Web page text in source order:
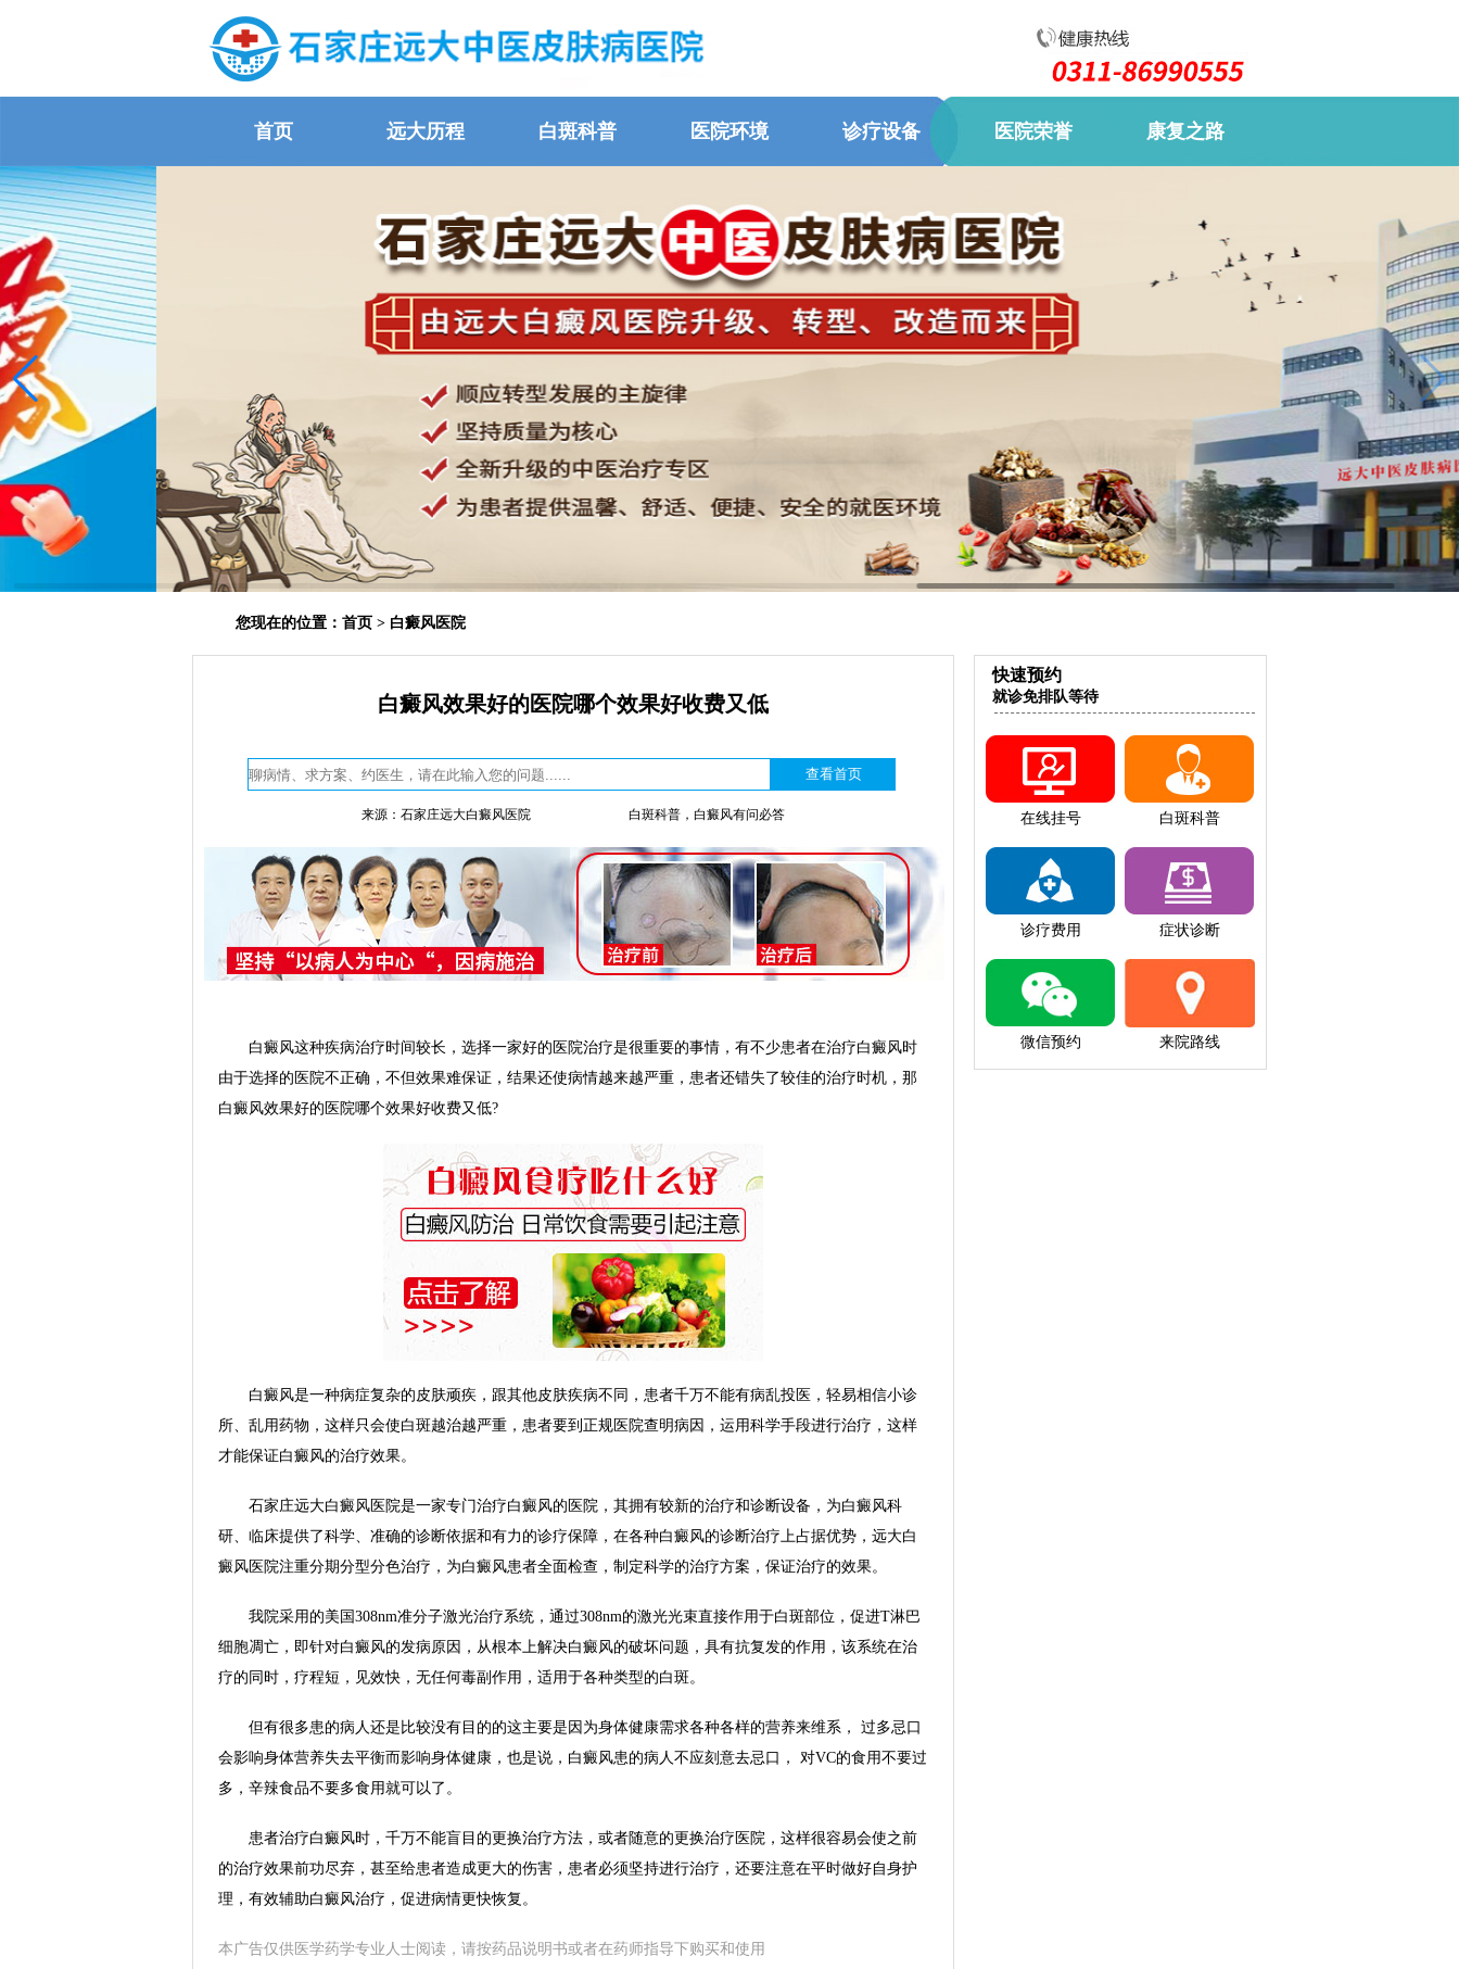
首页 远大历程 白斑科普 医院环境 诊疗设备 医院荣誉 康复之路
您现在的位置： 首页 > 白癜风医院
白癜风效果好的医院哪个效果好收费又低
来源：石家庄远大白癜风医院 白斑科普，白癜风有问必答
白癜风这种疾病治疗时间较长，选择一家好的医院治疗是很重要的事情，有不少患者在治疗白癜风时
由于选择的医院不正确，不但效果难保证，结果还使病情越来越严重，患者还错失了较佳的治疗时机，那
白癜风效果好的医院哪个效果好收费又低?
白癜风是一种病症复杂的皮肤顽疾，跟其他皮肤疾病不同，患者千万不能有病乱投医，轻易相信小诊
所、乱用药物，这样只会使白斑越治越严重，患者要到正规医院查明病因，运用科学手段进行治疗，这样
才能保证白癜风的治疗效果。
石家庄远大白癜风医院是一家专门治疗白癜风的医院，其拥有较新的治疗和诊断设备，为白癜风科
研、临床提供了科学、准确的诊断依据和有力的诊疗保障，在各种白癜风的诊断治疗上占据优势，远大白
癜风医院注重分期分型分色治疗，为白癜风患者全面检查，制定科学的治疗方案，保证治疗的效果。
我院采用的美国308nm准分子激光治疗系统，通过308nm的激光光束直接作用于白斑部位，促进T淋巴
细胞凋亡，即针对白癜风的发病原因，从根本上解决白癜风的破坏问题，具有抗复发的作用，该系统在治
疗的同时，疗程短，见效快，无任何毒副作用，适用于各种类型的白斑。
但有很多患的病人还是比较没有目的的这主要是因为身体健康需求各种各样的营养来维系， 过多忌口
会影响身体营养失去平衡而影响身体健康，也是说，白癜风患的病人不应刻意去忌口， 对VC的食用不要过
多，辛辣食品不要多食用就可以了。
患者治疗白癜风时，千万不能盲目的更换治疗方法，或者随意的更换治疗医院，这样很容易会使之前
的治疗效果前功尽弃，甚至给患者造成更大的伤害，患者必须坚持进行治疗，还要注意在平时做好自身护
理，有效辅助白癜风治疗，促进病情更快恢复。
本广告仅供医学药学专业人士阅读，请按药品说明书或者在药师指导下购买和使用
快速预约
就诊免排队等待
在线挂号 白斑科普
诊疗费用 症状诊断
微信预约 来院路线